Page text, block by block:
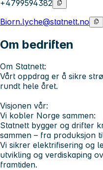
+4799594382
Biorn.lyche@statnett.no
Om bedriften
Om Statnett:
Vårt oppdrag er å sikre
rundt hele året.
Visjonen vår:
Vi kobler Norge sammen:
Statnett bygger og drifter
sammen – fra produksjon
Vi sikrer elektrifisering og
utvikling og verdiskaping
framtiden.